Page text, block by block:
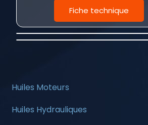
Fiche technique
Huiles Moteurs
Huiles Hydrauliques